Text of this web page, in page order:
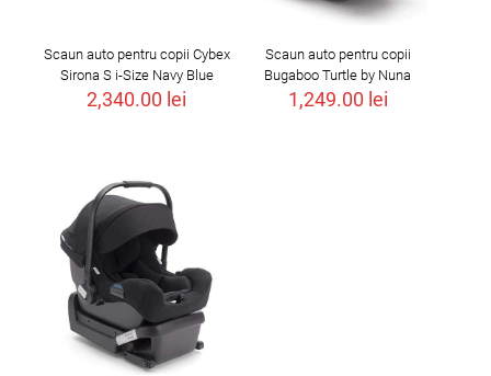
Scaun auto pentru copii Cybex
Sirona S i-Size Navy Blue
2,340.00 lei
Scaun auto pentru copii
Bugaboo Turtle by Nuna
1,249.00 lei